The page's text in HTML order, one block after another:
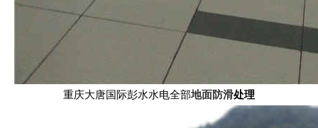
重庆大唐国际彭水水电全部地面防滑处理